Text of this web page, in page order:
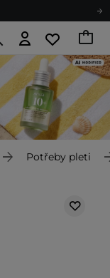
Potřeby pleti